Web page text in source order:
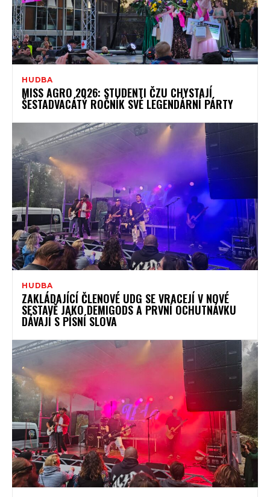
HUDBA
MISS AGRO 2026: STUDENTI ČZU CHYSTAJÍ
ŠESTADVACÁTÝ ROČNÍK SVÉ LEGENDÁRNÍ PÁRTY
HUDBA
ZAKLÁDAJÍCÍ ČLENOVÉ UDG SE VRACEJÍ V NOVÉ
SESTAVĚ JAKO DEMIGODS A PRVNÍ OCHUTNÁVKU
DÁVAJÍ S PÍSNÍ SLOVA